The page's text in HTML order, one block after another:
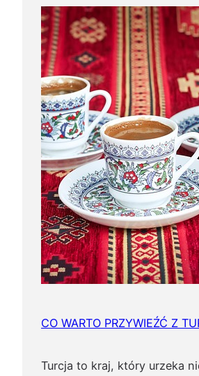
CO WARTO PRZYWIEŹĆ Z
Turcja to kraj, który urzeka